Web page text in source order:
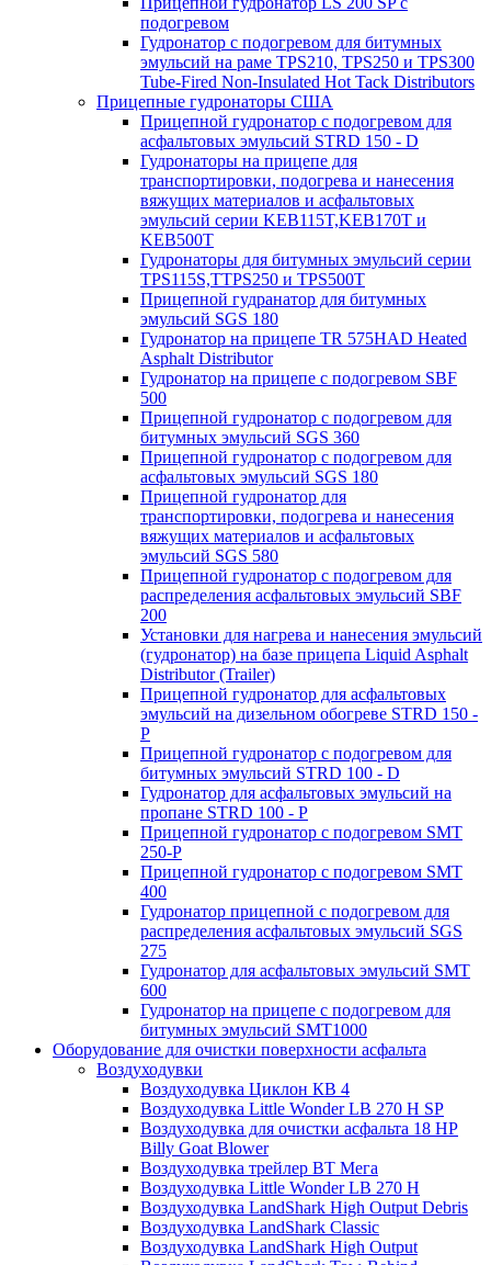
подогревом
Гудронатор с подогревом для битумных
эмульсий на раме TPS210, TPS250 и TPS300
Tube-Fired Non-Insulated Hot Tack Distributors
Прицепные гудронаторы США
Прицепной гудронатор с подогревом для
асфальтовых эмульсий STRD 150 - D
Гудронаторы на прицепе для
транспортировки, подогрева и нанесения
вяжущих материалов и асфальтовых
эмульсий серии KEB115T,KEB170T и
KEB500T
Гудронаторы для битумных эмульсий серии
TPS115S,TTPS250 и TPS500T
Прицепной гудранатор для битумных
эмульсий SGS 180
Гудронатор на прицепе TR 575HAD Heated
Asphalt Distributor
Гудронатор на прицепе с подогревом SBF
500
Прицепной гудронатор с подогревом для
битумных эмульсий SGS 360
Прицепной гудронатор с подогревом для
асфальтовых эмульсий SGS 180
Прицепной гудронатор для
транспортировки, подогрева и нанесения
вяжущих материалов и асфальтовых
эмульсий SGS 580
Прицепной гудронатор с подогревом для
распределения асфальтовых эмульсий SBF
200
Установки для нагрева и нанесения эмульсий
(гудронатор) на базе прицепа Liquid Asphalt
Distributor (Trailer)
Прицепной гудронатор для асфальтовых
эмульсий на дизельном обогреве STRD 150 -
Р
Прицепной гудронатор с подогревом для
битумных эмульсий STRD 100 - D
Гудронатор для асфальтовых эмульсий на
пропане STRD 100 - P
Прицепной гудронатор с подогревом SMT
250-P
Прицепной гудронатор с подогревом SMT
400
Гудронатор прицепной с подогревом для
распределения асфальтовых эмульсий SGS
275
Гудронатор для асфальтовых эмульсий SMT
600
Гудронатор на прицепе с подогревом для
битумных эмульсий SMT1000
Оборудование для очистки поверхности асфальта
Воздуходувки
Воздуходувка Циклон КВ 4
Воздуходувка Little Wonder LB 270 H SP
Воздуходувка для очистки асфальта 18 HP
Billy Goat Blower
Воздуходувка трейлер ВТ Мега
Воздуходувка Little Wonder LB 270 H
Воздуходувка LandShark High Оutput Debris
Воздуходувка LandShark Classic
Воздуходувка LandShark High Output